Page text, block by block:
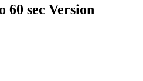
60 sec Version